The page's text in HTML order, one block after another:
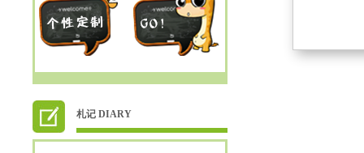
札记 DIARY